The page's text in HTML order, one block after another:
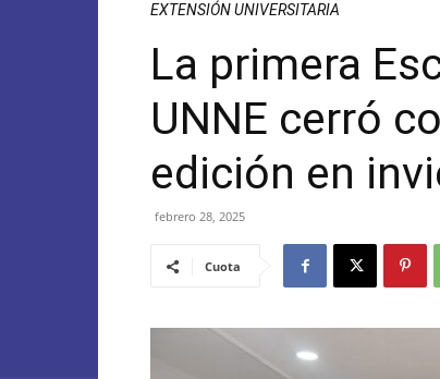
EXTENSIÓN UNIVERSITARIA
La primera
UNNE cerró
edición en
febrero 28, 2025
Cuota